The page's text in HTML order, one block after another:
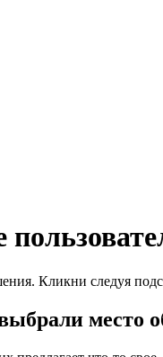
Кликни следуя
место